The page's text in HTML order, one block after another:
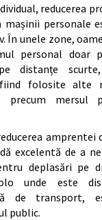
reducerea
mașinii personale
În unele zone,
personal doar
distanțe
folosite alte
precum mersul
amprentei
excelentă de a
deplasări pe
unde este
de transport,
public.